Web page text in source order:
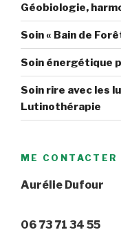
Géobiologie,
Soin « Bain de
Soin énergétique
Soin rire avec les
Lutinothérapie
ME CONTACTER
Aurélie Dufour
06 73 71 34 55